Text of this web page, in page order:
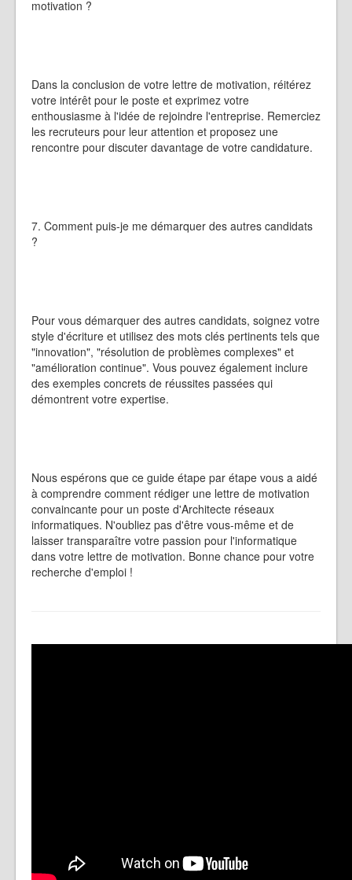
motivation ?
Dans la conclusion de votre lettre de motivation, réitérez
votre intérêt pour le poste et exprimez votre
enthousiasme à l'idée de rejoindre l'entreprise. Remerciez
les recruteurs pour leur attention et proposez une
rencontre pour discuter davantage de votre candidature.
7. Comment puis-je me démarquer des autres candidats
?
Pour vous démarquer des autres candidats, soignez votre
style d'écriture et utilisez des mots clés pertinents tels que
"innovation", "résolution de problèmes complexes" et
"amélioration continue". Vous pouvez également inclure
des exemples concrets de réussites passées qui
démontrent votre expertise.
Nous espérons que ce guide étape par étape vous a aidé
à comprendre comment rédiger une lettre de motivation
convaincante pour un poste d'Architecte réseaux
informatiques. N'oubliez pas d'être vous-même et de
laisser transparaître votre passion pour l'informatique
dans votre lettre de motivation. Bonne chance pour votre
recherche d'emploi !